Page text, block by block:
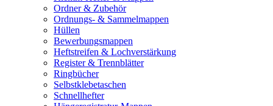
Ordner & Zubehör
Ordnungs- & Sammelmappen
Hüllen
Bewerbungsmappen
Heftstreifen & Lochverstärkung
Register & Trennblätter
Ringbücher
Selbstklebetaschen
Schnellhefter